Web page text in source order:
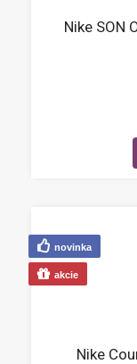
Nike SON
Nike
novinka
akcie